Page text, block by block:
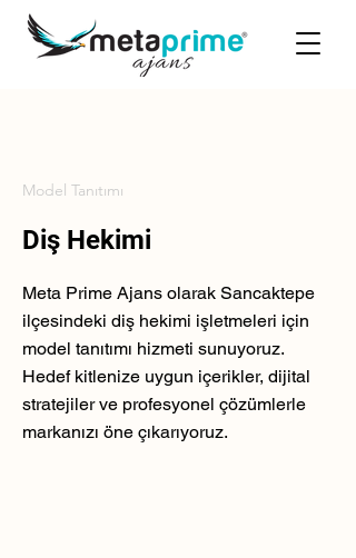
Model Tanıtımı
Diş Hekimi
Meta Prime Ajans olarak Sancaktepe
ilçesindeki diş hekimi işletmeleri için
model tanıtımı hizmeti sunuyoruz.
Hedef kitlenize uygun içerikler, dijital
stratejiler ve profesyonel çözümlerle
markanızı öne çıkarıyoruz.